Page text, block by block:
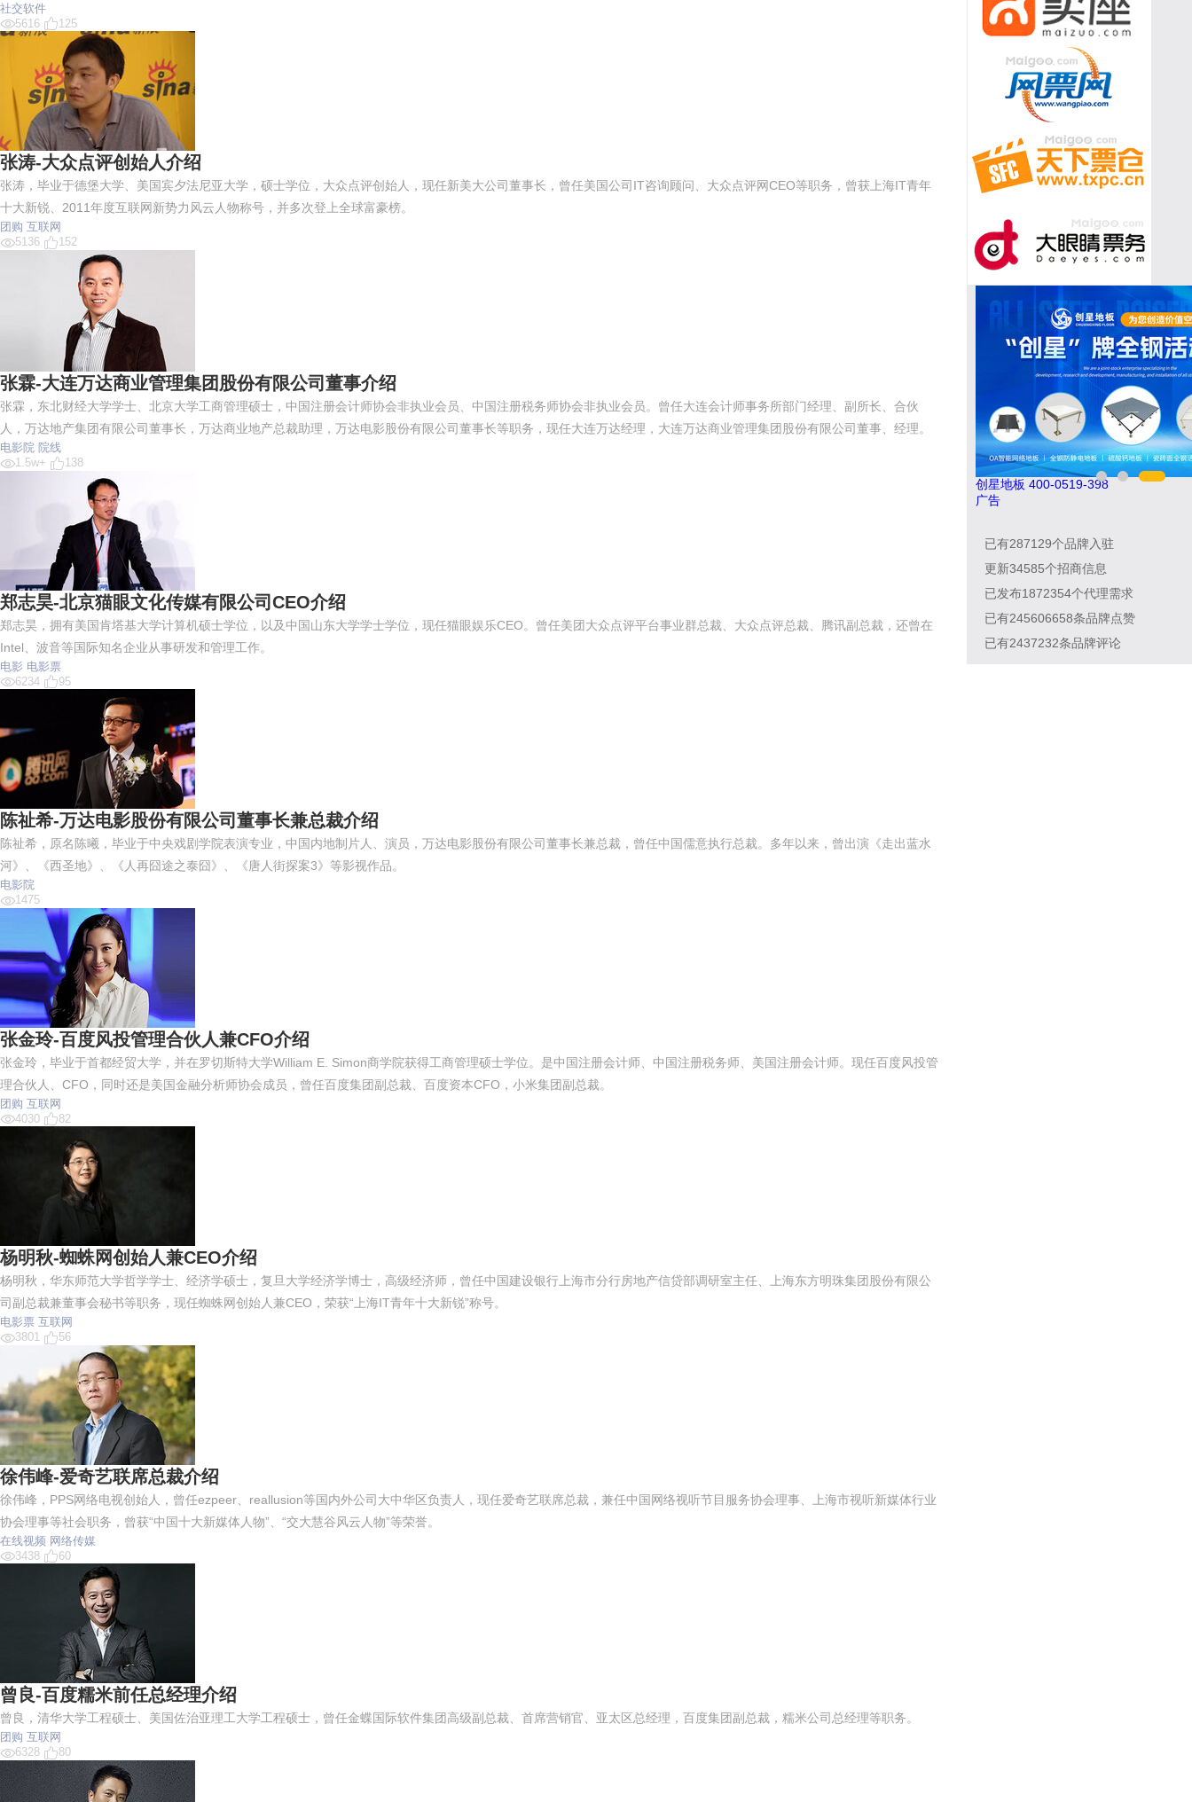
社交软件
5616
125
张涛-大众点评创始人介绍
张涛，毕业于德堡大学、美国宾夕法尼亚大学，硕士学位，大众点评创始人，现任新美大公司董事长，曾任美国公司IT咨询顾问、大众点评网CEO等职务，曾获上海IT青年
十大新锐、2011年度互联网新势力风云人物称号，并多次登上全球富豪榜。
团购 互联网
5136
152
张霖-大连万达商业管理集团股份有限公司董事介绍
张霖，东北财经大学学士、北京大学工商管理硕士，中国注册会计师协会非执业会员、中国注册税务师协会非执业会员。曾任大连会计师事务所部门经理、副所长、合伙
人，万达地产集团有限公司董事长，万达商业地产总裁助理，万达电影股份有限公司董事长等职务，现任大连万达经理，大连万达商业管理集团股份有限公司董事、经理。
电影院 院线
1.5w+
138
郑志昊-北京猫眼文化传媒有限公司CEO介绍
郑志昊，拥有美国肯塔基大学计算机硕士学位，以及中国山东大学学士学位，现任猫眼娱乐CEO。曾任美团大众点评平台事业群总裁、大众点评总裁、腾讯副总裁，还曾在
Intel、波音等国际知名企业从事研发和管理工作。
电影 电影票
6234
95
陈祉希-万达电影股份有限公司董事长兼总裁介绍
陈祉希，原名陈曦，毕业于中央戏剧学院表演专业，中国内地制片人、演员，万达电影股份有限公司董事长兼总裁，曾任中国儒意执行总裁。多年以来，曾出演《走出蓝水
河》、《西圣地》、《人再囧途之泰囧》、《唐人街探案3》等影视作品。
电影院
1475
张金玲-百度风投管理合伙人兼CFO介绍
张金玲，毕业于首都经贸大学，并在罗切斯特大学William E. Simon商学院获得工商管理硕士学位。是中国注册会计师、中国注册税务师、美国注册会计师。现任百度风投管
理合伙人、CFO，同时还是美国金融分析师协会成员，曾任百度集团副总裁、百度资本CFO，小米集团副总裁。
团购 互联网
4030
82
杨明秋-蜘蛛网创始人兼CEO介绍
杨明秋，华东师范大学哲学学士、经济学硕士，复旦大学经济学博士，高级经济师，曾任中国建设银行上海市分行房地产信贷部调研室主任、上海东方明珠集团股份有限公
司副总裁兼董事会秘书等职务，现任蜘蛛网创始人兼CEO，荣获“上海IT青年十大新锐”称号。
电影票 互联网
3801
56
徐伟峰-爱奇艺联席总裁介绍
徐伟峰，PPS网络电视创始人，曾任ezpeer、reallusion等国内外公司大中华区负责人，现任爱奇艺联席总裁，兼任中国网络视听节目服务协会理事、上海市视听新媒体行业
协会理事等社会职务，曾获“中国十大新媒体人物”、“交大慧谷风云人物”等荣誉。
在线视频 网络传媒
3438
60
曾良-百度糯米前任总经理介绍
曾良，清华大学工程硕士、美国佐治亚理工大学工程硕士，曾任金蝶国际软件集团高级副总裁、首席营销官、亚太区总经理，百度集团副总裁，糯米公司总经理等职务。
团购 互联网
6328
80
南飞NCNF 0791-88388036
创星地
广告
已有287129个品牌入驻
更新34585个招商信息
已发布1872354个代理需求
已有245606658条品牌点赞
已有2437232条品牌评论